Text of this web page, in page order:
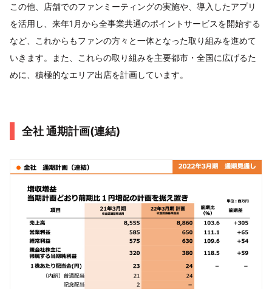
この他、店舗でのファンミーティングの実施や、導入したアプリ
を活用し、来年1月から全事業共通のポイントサービスを開始する
など、これからもファンの方々と一体となった取り組みを進めて
いきます。また、これらの取り組みを主要都市・全国に広げるた
めに、積極的なエリア出店を計画しています。
全社 通期計画(連結)